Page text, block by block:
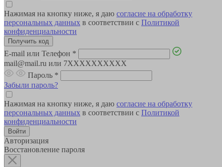
Нажимая на кнопку ниже, я даю согласие на обработку
персональных данных в соответствии с Политикой
конфиденциальности
E-mail или Телефон *
mail@mail.ru или 7XXXXXXXXXX
Пароль *
Забыли пароль?
Нажимая на кнопку ниже, я даю согласие на обработку
персональных данных в соответствии с Политикой
конфиденциальности
Авторизация
Восстановление пароля